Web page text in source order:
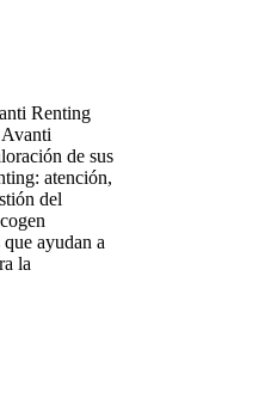
Renting
de sus
atención,
del
ayudan a
la